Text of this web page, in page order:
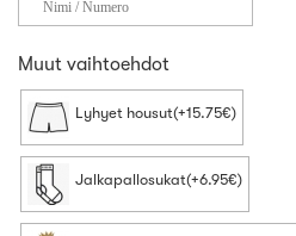
Muut vaihtoehdot
Lyhyet housut(+15.75€)
Jalkapallosukat(+6.95€)